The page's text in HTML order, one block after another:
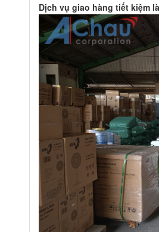
Dịch vụ giao hàng tiết kiệm